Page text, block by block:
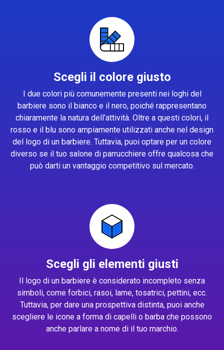
Scegli il colore giusto
I due colori più comunemente presenti nei loghi del
barbiere sono il bianco e il nero, poiché rappresentano
chiaramente la natura dell’attività. Oltre a questi colori, il
rosso e il blu sono ampiamente utilizzati anche nel design
del logo di un barbiere. Tuttavia, puoi optare per un colore
diverso se il tuo salone di parrucchiere offre qualcosa che
può darti un vantaggio competitivo sul mercato.
Scegli gli elementi giusti
Il logo di un barbiere è considerato incompleto senza
simboli, come forbici, rasoi, lame, tosatrici, pettini, ecc.
Tuttavia, per dare una prospettiva distinta, puoi anche
scegliere le icone a forma di capelli o barba che possono
anche parlare a nome di il tuo marchio.